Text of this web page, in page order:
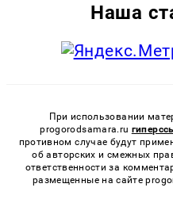
Наша
При использовании
progorodsamara.ru
противном случае будут
об авторских и смежных
ответственности за
размещенные на сайте